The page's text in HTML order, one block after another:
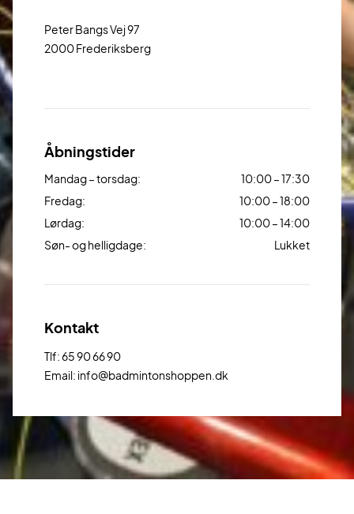
Peter Bangs Vej 97
2000 Frederiksberg
Åbningstider
Mandag – torsdag:
10:00 – 17:30
Fredag:
10:00 – 18:00
Lørdag:
10:00 – 14:00
Søn- og helligdage:
Lukket
Kontakt
Tlf: 65 90 66 90
Email: info@badmintonshoppen.dk